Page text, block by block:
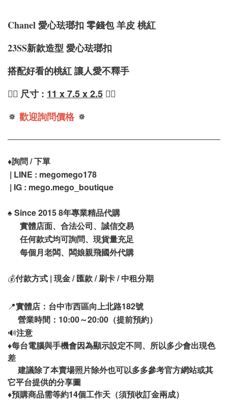
Chanel 愛心珐瑯扣 零錢包 羊皮 桃紅
23SS新款造型 愛心珐瑯扣
搭配好看的桃紅 讓人愛不釋手
❤️‍🔥 尺寸 : 11 x 7.5 x 2.5 ❤️‍🔥
🔅 歡迎詢問價格 🔅
♦️詢問 / 下單
| LINE : megomego178
| IG : mego.mego_boutique
♠️ Since 2015 8年專業精品代購
實體店面、合法公司、誠信交易
任何款式均可詢問、現貨量充足
每個月老闆、闆娘親飛國外代購
💰付款方式 | 現金 / 匯款 / 刷卡 / 中租分期
📍實體店：台中市西區向上北路182號
營業時間：10:00～20:00（提前預約）
🔊注意
♦️每台電腦與手機會因為顯示設定不同、所以多少會出現色
差
建議除了本賣場照片除外也可以多多參考官方網站或其
它平台提供的分享圖
♦️預購商品需等約14個工作天（須預收訂金兩成）